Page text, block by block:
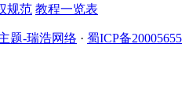
规范 教程一览表
题-瑞浩网络 · 蜀ICP备20005655